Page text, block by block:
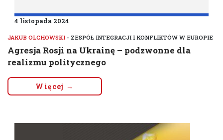
4 listopada 2024
JAKUB OLCHOWSKI - ZESPÓŁ INTEGRACJI I KONFLIKTÓW W EUROPIE
Agresja Rosji na Ukrainę – podzwonne dla
realizmu politycznego
Więcej →